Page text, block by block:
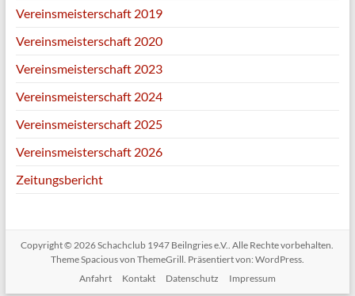
Vereinsmeisterschaft 2019
Vereinsmeisterschaft 2020
Vereinsmeisterschaft 2023
Vereinsmeisterschaft 2024
Vereinsmeisterschaft 2025
Vereinsmeisterschaft 2026
Zeitungsbericht
Copyright © 2026Schachclub 1947 Beilngries e.V.. Alle Rechte vorbehalten.
ThemeSpaciousvon ThemeGrill. Präsentiert von: WordPress.
Anfahrt
Kontakt Datenschutz Impressum